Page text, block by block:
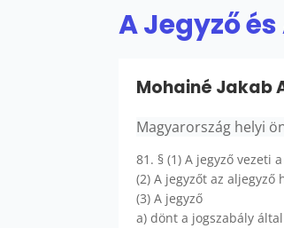
A Jegyző
Mohainé Jakab
Magyarország helyi
81. § (1) A jegyző vezeti
(2) A jegyzőt az
(3) A jegyző
a) dönt a jogszabály